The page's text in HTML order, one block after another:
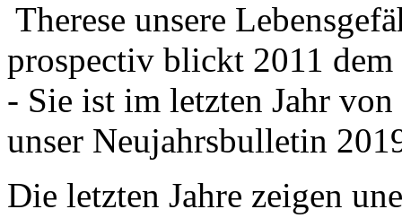
Therese unsere
prospectiv blickt 2011
- Sie ist im letzten Jahr
unser Neujahrsbulletin
Die letzten Jahre zeigen